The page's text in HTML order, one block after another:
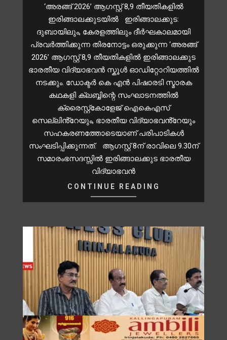
‘അരങ്ങ് 2026’ ആഗസ്റ്റ് 8,9 തീയതികളിൽ
ഇരിങ്ങാലക്കുടയിൽ ഇരിങ്ങാലക്കുട:
ദുബായിലും, കേരളത്തിലും ദീർഘകാലമായി
പ്രവർത്തിക്കുന്ന തിരനോട്ടം ഒരുക്കുന്ന ‘അരങ്ങ്
2026’ ആഗസ്റ്റ് 8,9 തീയതികളിൽ ഇരിങ്ങാലക്കുട
ഭാരതീയ വിദ്യാഭവൻ സ്കൂൾ ഓഡിറ്റോറിയത്തിൽ
നടക്കും. ഡോക്ടർ കെ എൻ പിഷാരടി സ്മാരക
കഥകളി ക്ലബ്ബിന്റെ സംഘാടനത്തിൽ
ക്രൈസ്റ്റ്കോളേജ് ഐകെഎസ്
സെല്ലിൻ്റേയും, ഭാരതീയ വിദ്യാഭവൻ്റേയും
സഹകരണത്തോടെയാണ് പരിപാടികൾ
സംഘടിപ്പിക്കുന്നത്. ആഗസ്റ്റ് 8ന് രാവിലെ 9.30ന്
സമാരംഭസദസ്സിൽ ഇരിങ്ങാലക്കുട ഭാരതീയ
വിദ്യാഭവൻ
CONTINUE READING